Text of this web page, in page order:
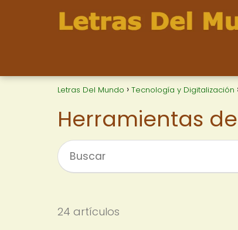
Letras Del Mundo Tecnología y Digitalización
Herramientas
24 artículos